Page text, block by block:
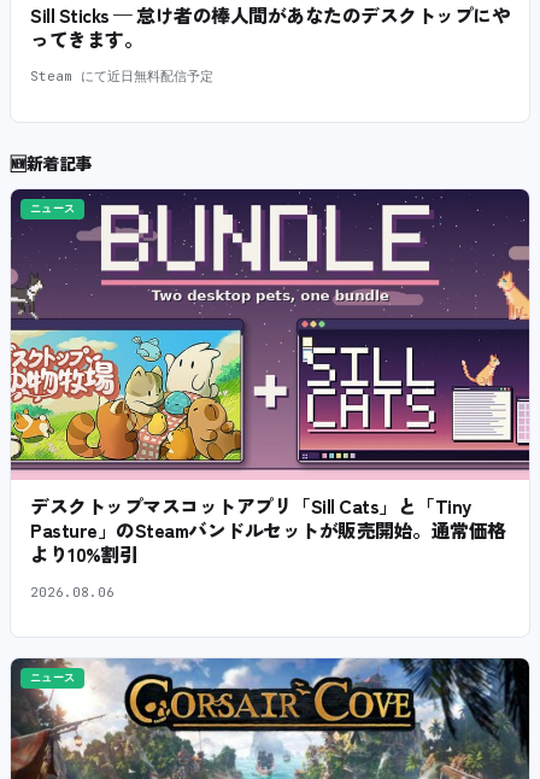
Sill Sticks — 怠け者の棒人間があなたのデスクトップにや
ってきます。
Steam にて近日無料配信予定
🆕新着記事
ニュース
デスクトップマスコットアプリ「Sill Cats」と「Tiny
Pasture」のSteamバンドルセットが販売開始。通常価格
より10%割引
2026.08.06
ニュース